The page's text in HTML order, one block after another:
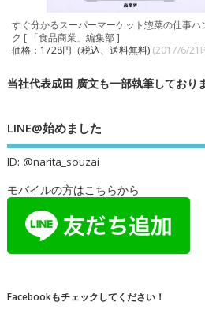
すぐ分かるスーパーマーケット惣菜の仕事ハ
ク [ 「食品商業」編集部 ]
価格：1728円（税込、送料無料) (2017/6/21
当社代表成田 廣文も一部執筆しており
LINE@始めました
ID: @narita_souzai
モバイルの方はこちらから
Facebookもチェックしてください！